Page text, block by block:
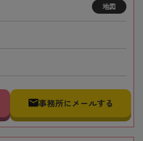
地図
事務所にメールする